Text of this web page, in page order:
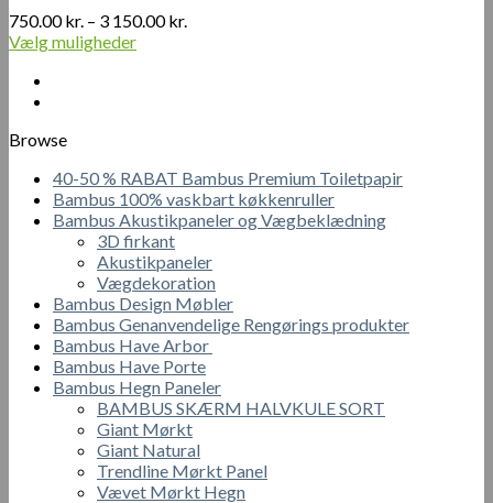
750.00kr. – 3 150.00kr.
Vælg muligheder
vare
varianter.
kan
vælges
varesiden
Browse
40-50 % RABAT Bambus Premium Toiletpapir
Bambus 100% vaskbart køkkenruller
Bambus Akustikpaneler og Vægbeklædning
3D firkant
Akustikpaneler
Vægdekoration
Bambus Design Møbler
Bambus Genanvendelige Rengørings produkter
Bambus Have Arbor
Bambus Have Porte
Bambus Hegn Paneler
BAMBUS SKÆRM HALVKULE SORT
Giant Mørkt
Giant Natural
Trendline Mørkt Panel
Vævet Mørkt Hegn